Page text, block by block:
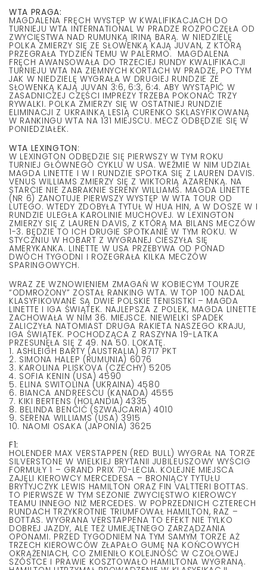
WTA PRAGA:
MAGDALENA FRĘCH WYSTĘP W KWALIFIKACJACH DO
TURNIEJU WTA INTERNATIONAL W PRADZE ROZPOCZĘŁA OD
ZWYCIĘSTWA NAD RUMUNKĄ IRINĄ BARĄ. W NIEDZIELĘ
POLKA ZMIERZY SIĘ ZE SŁOWENKĄ KAJĄ JUVAN, Z KTÓRĄ
PRZEGRAŁA TYDZIEŃ TEMU W PALERMO. MAGDALENA
FRĘCH AWANSOWAŁA DO TRZECIEJ RUNDY KWALIFIKACJI
TURNIEJU WTA NA ZIEMNYCH KORTACH W PRADZE, PO TYM
JAK W NIEDZIELĘ WYGRAŁA W DRUGIEJ RUNDZIE ZE
SŁOWENKĄ KAJĄ JUVAN 3:6, 6:3, 6:4. ABY WYSTĄPIĆ W
ZASADNICZEJ CZĘŚCI IMPREZY TRZEBA POKONAĆ TRZY
RYWALKI. POLKA ZMIERZY SIĘ W OSTATNIEJ RUNDZIE
ELIMINACJI Z UKRAINKĄ LESIĄ CURENKO SKLASYFIKOWANĄ
W RANKINGU WTA NA 131 MIEJSCU. MECZ ODBĘDZIE SIĘ W
PONIEDZIAŁEK.
WTA LEXINGTON:
W LEXINGTON ODBĘDZIE SIĘ PIERWSZY W TYM ROKU
TURNIEJ GŁÓWNEGO CYKLU W USA. WEŹMIE W NIM UDZIAŁ
MAGDA LINETTE I W I RUNDZIE SPOTKA SIĘ Z LAUREN DAVIS.
VENUS WILLIAMS ZMIERZY SIĘ Z WIKTORIĄ AZARENKĄ. NA
STARCIE NIE ZABRAKNIE SERENY WILLIAMS. MAGDA LINETTE
(NR 6) ZANOTUJE PIERWSZY WYSTĘP W WTA TOUR OD
LUTEGO. WTEDY ZDOBYŁA TYTUŁ W HUA HIN, A W DOSZE W I
RUNDZIE ULEGŁA KAROLINIE MUCHOVEJ. W LEXINGTON
ZMIERZY SIĘ Z LAUREN DAVIS, Z KTÓRĄ MA BILANS MECZÓW
1-3. BĘDZIE TO ICH DRUGIE SPOTKANIE W TYM ROKU. W
STYCZNIU W HOBART Z WYGRANEJ CIESZYŁA SIĘ
AMERYKANKA. LINETTE W USA PRZEBYWA OD PONAD
DWÓCH TYGODNI I ROZEGRAŁA KILKA MECZÓW
SPARINGOWYCH.
WRAZ ZE WZNOWIENIEM ZMAGAŃ W KOBIECYM TOURZE
“ODMROŻONY” ZOSTAŁ RANKING WTA. W TOP 100 NADAL
KLASYFIKOWANE SĄ DWIE POLSKIE TENISISTKI – MAGDA
LINETTE I IGA ŚWIĄTEK. NAJLEPSZA Z POLEK, MAGDA LINETTE
ZACHOWAŁA W NIM 36. MIEJSCE. NIEWIELKI SPADEK
ZALICZYŁA NATOMIAST DRUGA RAKIETA NASZEGO KRAJU,
IGA ŚWIĄTEK. POCHODZĄCA Z RASZYNA 19-LATKA
PRZESUNĘŁA SIĘ Z 49. NA 50. LOKATĘ.
1. ASHLEIGH BARTY (AUSTRALIA) 8717 PKT
2. SIMONA HALEP (RUMUNIA) 6076
3. KAROLINA PLISKOVA (CZECHY) 5205
4. SOFIA KENIN (USA) 4590
5. ELINA SWITOLINA (UKRAINA) 4580
6. BIANCA ANDREESCU (KANADA) 4555
7. KIKI BERTENS (HOLANDIA) 4335
8. BELINDA BENCIĆ (SZWAJCARIA) 4010
9. SERENA WILLIAMS (USA) 3915
10. NAOMI OSAKA (JAPONIA) 3625
F1:
HOLENDER MAX VERSTAPPEN (RED BULL) WYGRAŁ NA TORZE
SILVERSTONE W WIELKIEJ BRYTANII JUBILEUSZOWY WYŚCIG
FORMUŁY 1 – GRAND PRIX 70-LECIA. KOLEJNE MIEJSCA
ZAJĘLI KIEROWCY MERCEDESA – BRONIĄCY TYTUŁU
BRYTYJCZYK LEWIS HAMILTON ORAZ FIN VALTTERI BOTTAS.
TO PIERWSZE W TYM SEZONIE ZWYCIĘSTWO KIEROWCY
TEAMU INNEGO NIŻ MERCEDES. W POPRZEDNICH CZTERECH
RUNDACH TRZYKROTNIE TRIUMFOWAŁ HAMILTON, RAZ –
BOTTAS. WYGRANA VERSTAPPENA TO EFEKT NIE TYLKO
DOBREJ JAZDY, ALE TEŻ UMIEJĘTNEGO ZARZĄDZANIA
OPONAMI. PRZED TYGODNIEM NA TYM SAMYM TORZE AŻ
TRZECH KIEROWCÓW ZŁAPAŁO GUMĘ NA KOŃCOWYCH
OKRĄŻENIACH, CO ZMIENIŁO KOLEJNOŚĆ W CZOŁOWEJ
SZÓSTCE I PRAWIE KOSZTOWAŁO HAMILTONA WYGRANĄ.